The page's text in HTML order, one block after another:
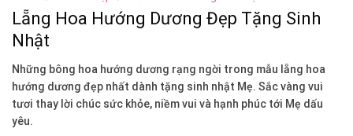
Lẵng Hoa Hướng Dương Đẹp Tặng Sinh
Nhật
Những bông hoa hướng dương rạng ngời trong mẫu lẵng hoa
hướng dương đẹp nhất dành tặng sinh nhật Mẹ. Sắc vàng vui
tươi thay lời chúc sức khỏe, niềm vui và hạnh phúc tới Mẹ dấu
yêu.